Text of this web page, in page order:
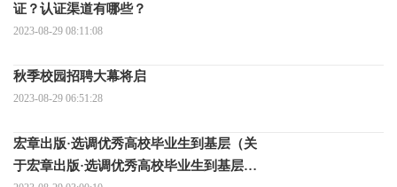
证？认证渠道有哪些？
2023-08-29 08:11:08
秋季校园招聘大幕将启
2023-08-29 06:51:28
宏章出版·选调优秀高校毕业生到基层（关
于宏章出版·选调优秀高校毕业生到基层介